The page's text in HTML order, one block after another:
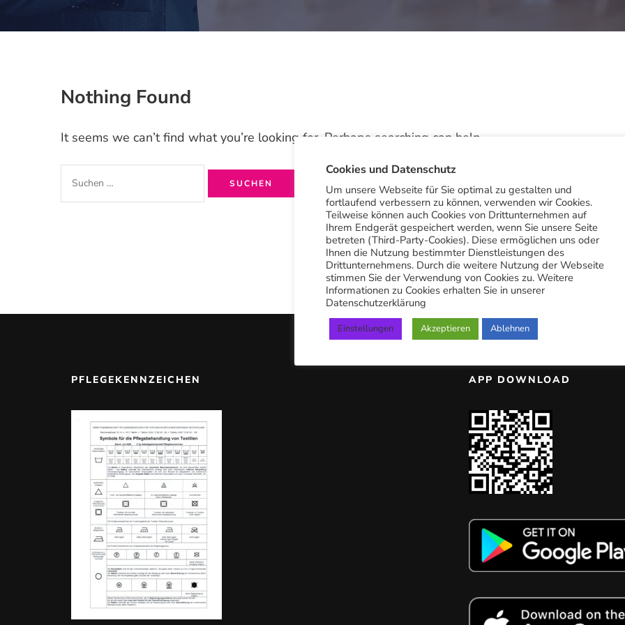
Nothing Found
It seems we can’t find what you’re looking for. Perhaps searching can help.
PFLEGEKENNZEICHEN APP DOWNLOAD
Cookies und Datenschutz
Um unsere Webseite für Sie optimal zu gestalten und
fortlaufend verbessern zu können, verwenden wir Cookies.
Teilweise können auch Cookies von Drittunternehmen auf
Ihrem Endgerät gespeichert werden, wenn Sie unsere Seite
betreten (Third-Party-Cookies). Diese ermöglichen uns oder
Ihnen die Nutzung bestimmter Dienstleistungen des
Drittunternehmens. Durch die weitere Nutzung der Webseite
stimmen Sie der Verwendung von Cookies zu. Weitere
Informationen zu Cookies erhalten Sie in unserer
Datenschutzerklärung
Einstellungen Akzeptieren Ablehnen